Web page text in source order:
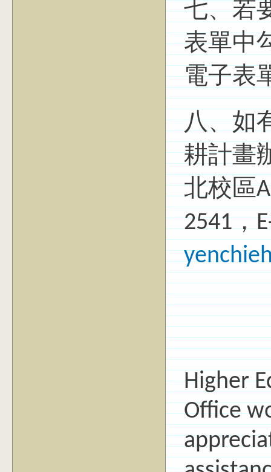
七、若
表單中
電子表
八、如
耕計畫
北校區
2541，
Higher
Office